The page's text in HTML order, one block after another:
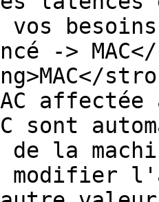
vos
->
sont
la
modifier